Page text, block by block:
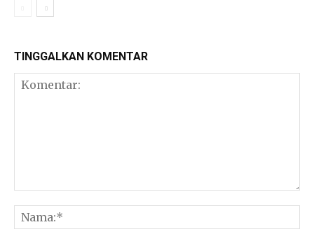
TINGGALKAN KOMENTAR